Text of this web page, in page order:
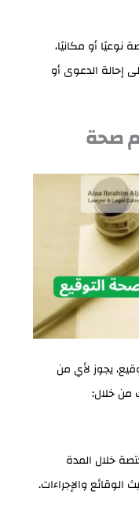
أو مكانيًا،
إحالة الدعوى أو
صحة
يجوز لأي من
من خلال:
خلال المدة
الوقائع والإجراءات.